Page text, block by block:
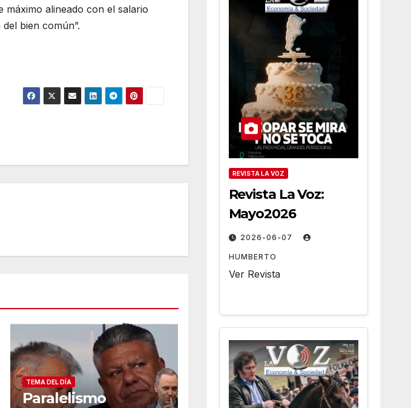
máximo alineado con el salario
bien común”.
TEMA DEL DÍA
Paralelismo
REVISTA LA VOZ
Revista La Voz:
Mayo2026
2026-06-07
HUMBERTO
Ver Revista